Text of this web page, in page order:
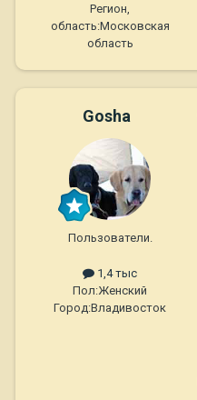
Регион,
область:Московская
область
Gosha
Пользователи.
1,4 тыс
Пол:Женский
Город:Владивосток